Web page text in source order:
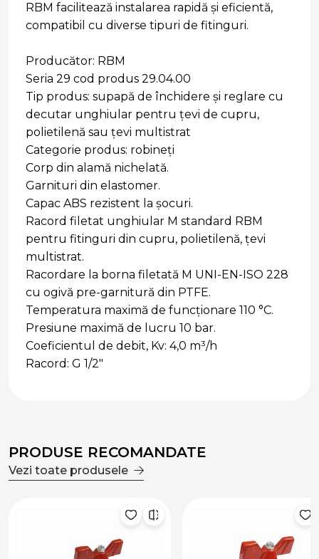
RBM facilitează instalarea rapidă și eficientă,
compatibil cu diverse tipuri de fitinguri.
Producător: RBM
Seria 29 cod produs 29.04.00
Tip produs: supapă de închidere și reglare cu
decutar unghiular pentru țevi de cupru,
polietilenă sau țevi multistrat
Categorie produs: robineți
Corp din alamă nichelată.
Garnituri din elastomer.
Capac ABS rezistent la șocuri.
Racord filetat unghiular M standard RBM
pentru fitinguri din cupru, polietilenă, țevi
multistrat.
Racordare la borna filetată M UNI-EN-ISO 228
cu ogivă pre-garnitură din PTFE.
Temperatura maximă de funcționare 110 °C.
Presiune maximă de lucru 10 bar.
Coeficientul de debit, Kv: 4,0 m³/h
Racord: G 1/2"
PRODUSE RECOMANDATE
Vezi toate produsele